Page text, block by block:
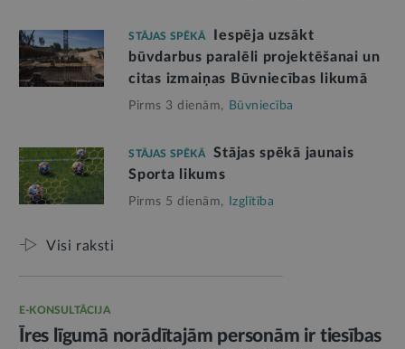
STĀJAS SPĒKĀ
Iespēja uzsākt
būvdarbus paralēli projektēšanai un
citas izmaiņas Būvniecības likumā
Pirms 3 dienām, Būvniecība
STĀJAS SPĒKĀ
Stājas spēkā jaunais
Sporta likums
Pirms 5 dienām, Izglītība
Visi raksti
E-KONSULTĀCIJA
Īres līgumā norādītajām personām ir tiesības